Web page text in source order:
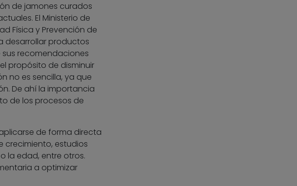
de jamones curados
El Ministerio de
Física y Prevención de
desarrollar productos
recomendaciones
propósito de disminuir
no es sencilla, ya que
De ahí la importancia
de los procesos de
de forma directa
crecimiento, estudios
la edad, entre otros.
a optimizar